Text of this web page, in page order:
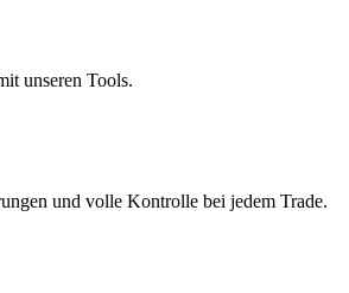
unseren Tools.
und volle Kontrolle bei jedem Trade.